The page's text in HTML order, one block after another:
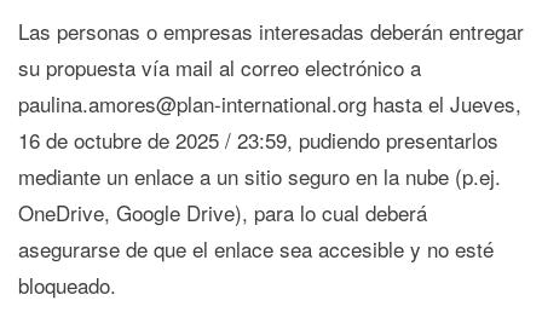
Las personas o empresas interesadas deberán entregar
su propuesta vía mail al correo electrónico a
paulina.amores@plan-international.org hasta el Jueves,
16 de octubre de 2025 / 23:59, pudiendo presentarlos
mediante un enlace a un sitio seguro en la nube (p.ej.
OneDrive, Google Drive), para lo cual deberá
asegurarse de que el enlace sea accesible y no esté
bloqueado.